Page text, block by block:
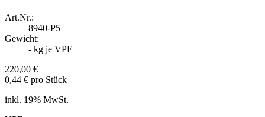
Art.Nr.:
8940-P5
Gewicht:
- kg je VPE
220,00 €
0,44 € pro Stück
inkl. 19% MwSt.